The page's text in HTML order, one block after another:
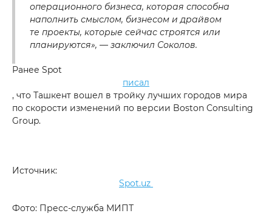
операционного бизнеса, которая способна
наполнить смыслом, бизнесом и драйвом
те проекты, которые сейчас строятся или
планируются», — заключил Соколов.
Ранее Spot
писал
, что Ташкент вошел в тройку лучших городов мира
по скорости изменений по версии Boston Consulting
Group.
Источник:
Spot.uz
Фото: Пресс-служба МИПТ